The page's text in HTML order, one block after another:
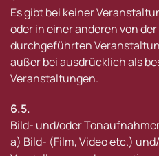
Es gibt bei keiner
oder in einer anderen von
durchgeführten
außer bei ausdrücklich als
Veranstaltungen.
6.5.
Bild- und/oder
a) Bild- (Film, Video etc.)